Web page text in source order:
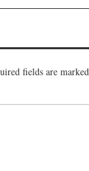
fields are marked